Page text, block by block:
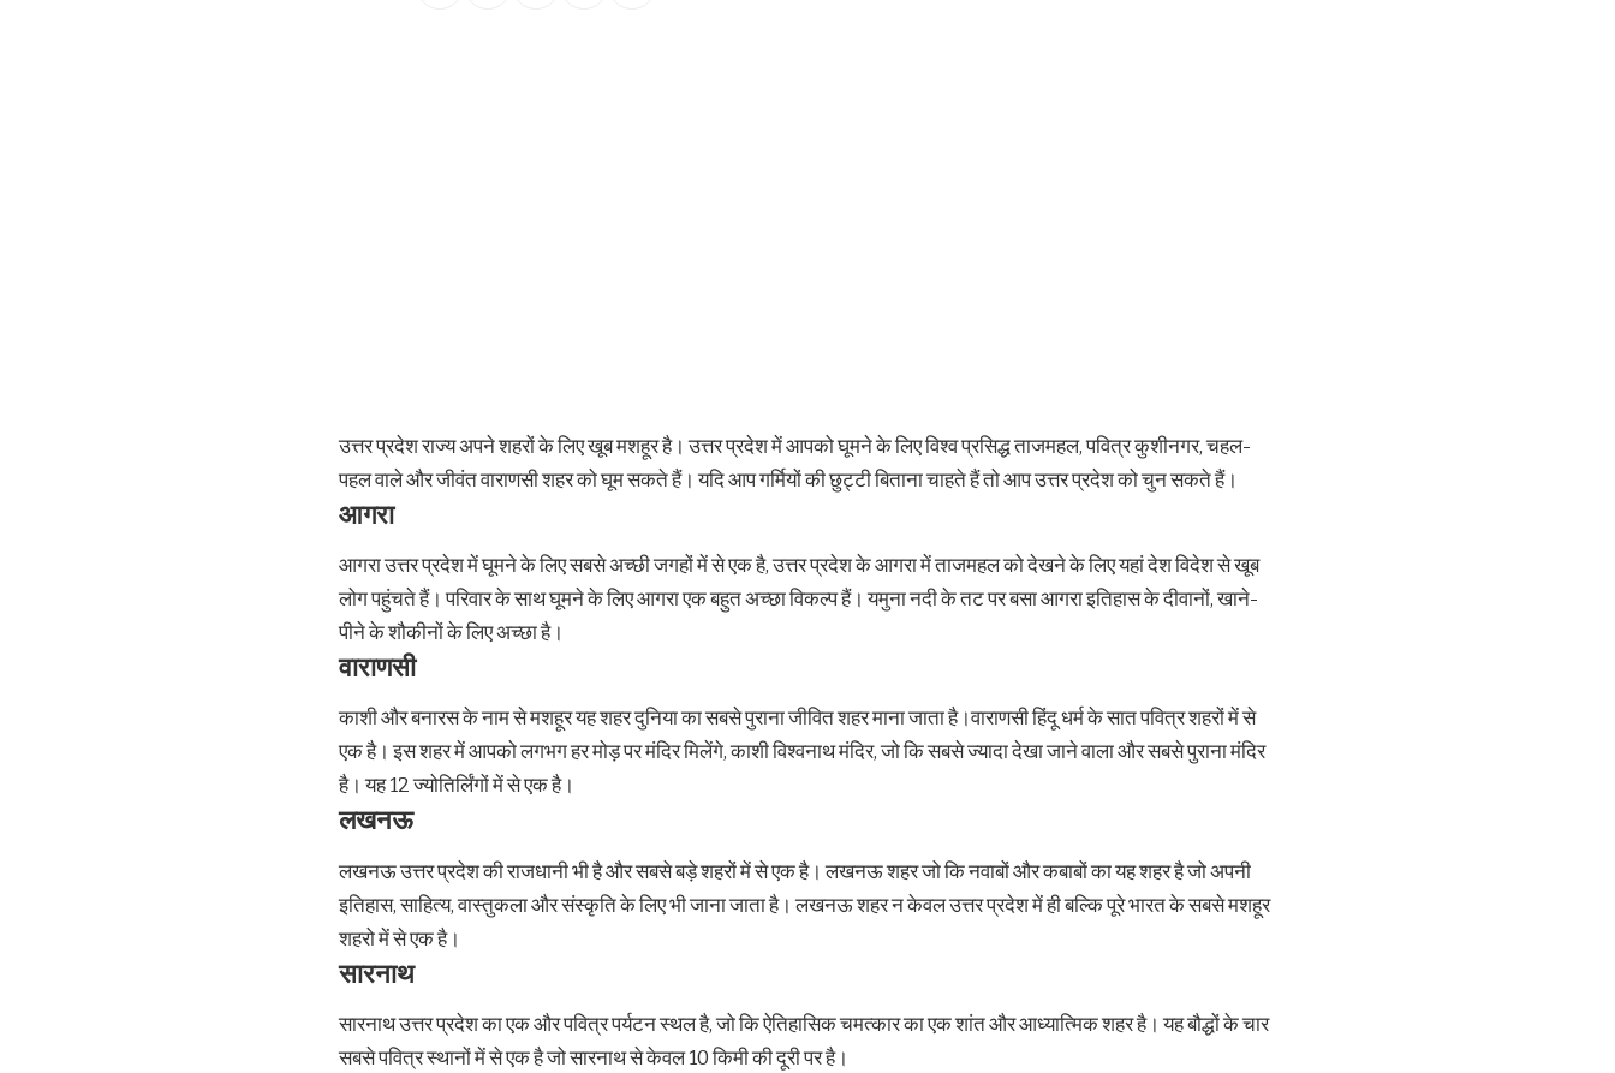
उत्तर प्रदेश राज्य अपने शहरों के लिए खूब मशहूर है। उत्तर प्रदेश में आपको घूमने के लिए विश्व प्रसिद्ध ताजमहल, पवित्र कुशीनगर, चहल-
पहल वाले और जीवंत वाराणसी शहर को घूम सकते हैं। यदि आप गर्मियों की छुट्टी बिताना चाहते हैं तो आप उत्तर प्रदेश को चुन सकते हैं।
आगरा
आगरा उत्तर प्रदेश में घूमने के लिए सबसे अच्छी जगहों में से एक है, उत्तर प्रदेश के आगरा में ताजमहल को देखने के लिए यहां देश विदेश से खूब
लोग पहुंचते हैं। परिवार के साथ घूमने के लिए आगरा एक बहुत अच्छा विकल्प हैं। यमुना नदी के तट पर बसा आगरा इतिहास के दीवानों, खाने-
पीने के शौकीनों के लिए अच्छा है।
वाराणसी
काशी और बनारस के नाम से मशहूर यह शहर दुनिया का सबसे पुराना जीवित शहर माना जाता है।वाराणसी हिंदू धर्म के सात पवित्र शहरों में से
एक है। इस शहर में आपको लगभग हर मोड़ पर मंदिर मिलेंगे, काशी विश्वनाथ मंदिर, जो कि सबसे ज्यादा देखा जाने वाला और सबसे पुराना मंदिर
है। यह 12 ज्योतिर्लिंगों में से एक है।
लखनऊ
लखनऊ उत्तर प्रदेश की राजधानी भी है और सबसे बड़े शहरों में से एक है। लखनऊ शहर जो कि नवाबों और कबाबों का यह शहर है जो अपनी
इतिहास, साहित्य, वास्तुकला और संस्कृति के लिए भी जाना जाता है। लखनऊ शहर न केवल उत्तर प्रदेश में ही बल्कि पूरे भारत के सबसे मशहूर
शहरो में से एक है।
सारनाथ
सारनाथ उत्तर प्रदेश का एक और पवित्र पर्यटन स्थल है, जो कि ऐतिहासिक चमत्कार का एक शांत और आध्यात्मिक शहर है। यह बौद्धों के चार
सबसे पवित्र स्थानों में से एक है जो सारनाथ से केवल 10 किमी की दूरी पर है।